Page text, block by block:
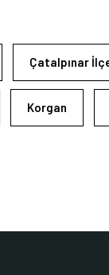
Çatalpınar
Korgan